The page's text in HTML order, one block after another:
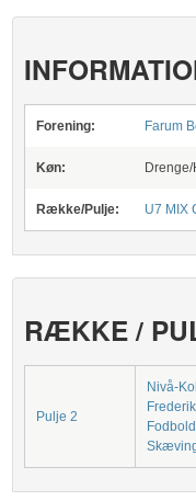
Forening: Farum
Køn:
Række/Pulje: U7 MIX
RÆKKE /
Pulje 2
Nivå-